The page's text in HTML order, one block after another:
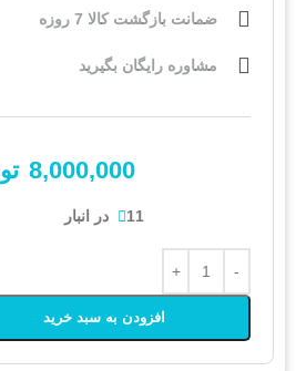
ضمانت بازگشت کالا 7 روزه
مشاوره رایگان بگیرید
8,000,000
11 در انبار
افزودن به سبد خرید